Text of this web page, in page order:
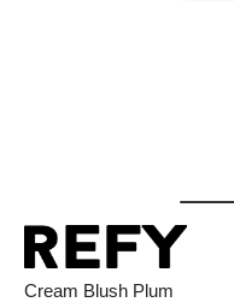
Cream Blush Plum